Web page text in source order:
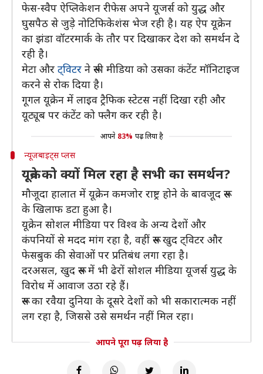
फेस-स्वैप ऐप्लिकेशन रीफेस अपने यूजर्स को युद्ध और
घुसपैठ से जुड़े नोटिफिकेशंस भेज रही है। यह ऐप यूक्रेन
का झंडा वॉटरमार्क के तौर पर दिखाकर देश को समर्थन दे
रही है।
मेटा और ट्विटर ने रूसी मीडिया को उसका कंटेंट मॉनिटाइज
करने से रोक दिया है।
गूगल यूक्रेन में लाइव ट्रैफिक स्टेटस नहीं दिखा रही और
यूट्यूब पर कंटेंट को फ्लैग कर रही है।
आपने 83% पढ़ लिया है
न्यूजबाइट्स प्लस
यूक्रेन को क्यों मिल रहा है सभी का समर्थन?
मौजूदा हालात में यूक्रेन कमजोर राष्ट्र होने के बावजूद रूस
के खिलाफ डटा हुआ है।
यूक्रेन सोशल मीडिया पर विश्व के अन्य देशों और
कंपनियों से मदद मांग रहा है, वहीं रूस खुद ट्विटर और
फेसबुक की सेवाओं पर प्रतिबंध लगा रहा है।
दरअसल, खुद रूस में भी ढेरों सोशल मीडिया यूजर्स युद्ध के
विरोध में आवाज उठा रहे हैं।
रूस का रवैया दुनिया के दूसरे देशों को भी सकारात्मक नहीं
लग रहा है, जिससे उसे समर्थन नहीं मिल रहा।
आपने पूरा पढ़ लिया है